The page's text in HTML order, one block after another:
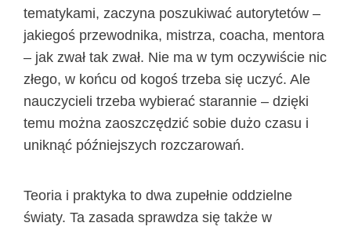
tematykami, zaczyna poszukiwać autorytetów –
jakiegoś przewodnika, mistrza, coacha, mentora
– jak zwał tak zwał. Nie ma w tym oczywiście nic
złego, w końcu od kogoś trzeba się uczyć. Ale
nauczycieli trzeba wybierać starannie – dzięki
temu można zaoszczędzić sobie dużo czasu i
uniknąć późniejszych rozczarowań.
Teoria i praktyka to dwa zupełnie oddzielne
światy. Ta zasada sprawdza się także w